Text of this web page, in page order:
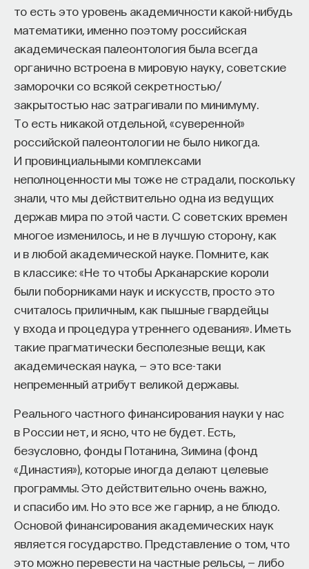
то есть это уровень академичности какой-нибудь
математики, именно поэтому российская
академическая палеонтология была всегда
органично встроена в мировую науку, советские
заморочки со всякой секретностью/
закрытостью нас затрагивали по минимуму.
То есть никакой отдельной, «суверенной»
российской палеонтологии не было никогда.
И провинциальными комплексами
неполноценности мы тоже не страдали, поскольку
знали, что мы действительно одна из ведущих
держав мира по этой части. С советских времен
многое изменилось, и не в лучшую сторону, как
и в любой академической науке. Помните, как
в классике: «Не то чтобы Арканарские короли
были поборниками наук и искусств, просто это
считалось приличным, как пышные гвардейцы
у входа и процедура утреннего одевания». Иметь
такие прагматически бесполезные вещи, как
академическая наука, — это все-таки
непременный атрибут великой державы.
Реального частного финансирования науки у нас
в России нет, и ясно, что не будет. Есть,
безусловно, фонды Потанина, Зимина (фонд
«Династия»), которые иногда делают целевые
программы. Это действительно очень важно,
и спасибо им. Но это все же гарнир, а не блюдо.
Основой финансирования академических наук
является государство. Представление о том, что
это можно перевести на частные рельсы, — либо